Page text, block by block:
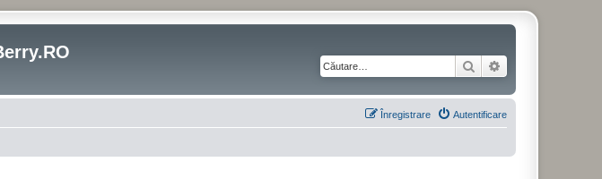
Căutare
Autentificare
Înregistrare